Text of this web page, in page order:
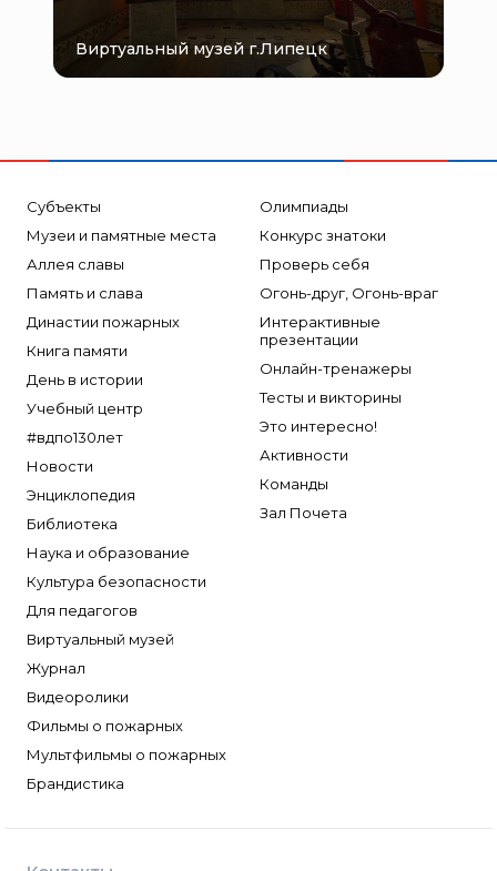
Виртуальный музей г.Липецк
Субъекты
Музеи и памятные места
Аллея славы
Память и слава
Династии пожарных
Книга памяти
День в истории
Учебный центр
#вдпо130лет
Новости
Энциклопедия
Библиотека
Наука и образование
Культура безопасности
Для педагогов
Виртуальный музей
Журнал
Видеоролики
Фильмы о пожарных
Мультфильмы о пожарных
Брандистика
Олимпиады
Конкурс знатоки
Проверь себя
Огонь-друг, Огонь-враг
Интерактивные
презентации
Онлайн-тренажеры
Тесты и викторины
Это интересно!
Активности
Команды
Зал Почета